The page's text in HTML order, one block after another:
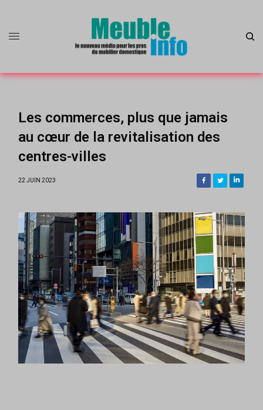
Les commerces, plus que jamais
au cœur de la revitalisation des
centres-villes
22 JUIN 2023